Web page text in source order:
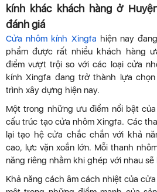
kính khác khách hàng ở
đánh giá
Cửa nhôm kính Xingfa hiện nay
phẩm được rất nhiều khách hàng
điểm vượt trội so với các loại cửa
kính Xingfa đang trở thành lựa
trình xây dựng hiện nay.
Một trong những ưu điểm nổi bật
cấu trúc tạo cửa nhôm Xingfa. Các
lại tạo hệ cửa chắc chắn với khả
cao, lực vặn xoắn lớn. Mỗi thanh
năng riêng nhằm khi ghép với nhau
Khả năng cách âm cách nhiệt của